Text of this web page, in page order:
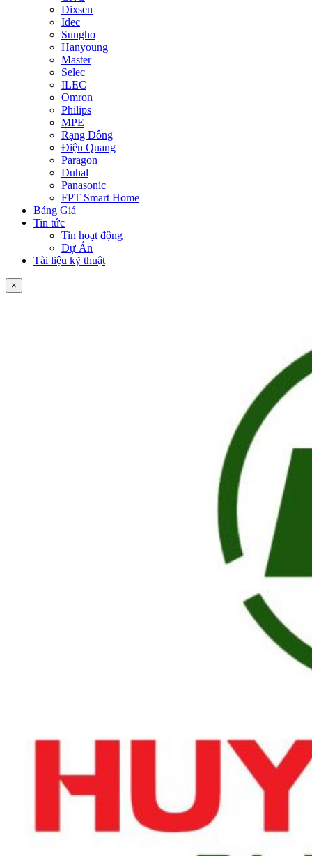
Dixsen
Idec
Sungho
Hanyoung
Master
Selec
ILEC
Omron
Philips
MPE
Rạng Đông
Điện Quang
Paragon
Duhal
Panasonic
FPT Smart Home
Bảng Giá
Tin tức
Tin hoạt động
Dự Án
Tài liệu kỹ thuật
×